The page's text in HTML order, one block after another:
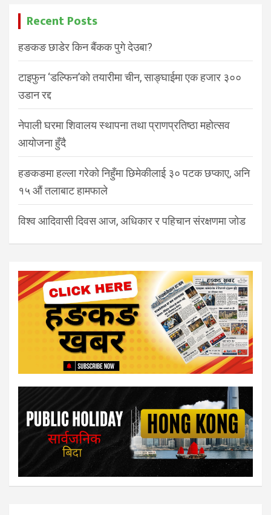
Recent Posts
हङकङ छाडेर किन बैंकक पुगे देउबा?
टाइफुन ‘डल्फिन’को तयारीमा चीन, साङ्घाईमा एक हजार ३००
उडान रद्द
नेपाली घरमा शिवालय स्थापना तथा प्राणप्रतिष्ठा महोत्सव
आयोजना हुँदै
हङकङमा हल्ला गरेको निहुँमा छिमेकीलाई ३० पटक छप्काए, अनि
१५ औं तलाबाट हामफाले
विश्व आदिवासी दिवस आज, अधिकार र पहिचान संरक्षणमा जोड